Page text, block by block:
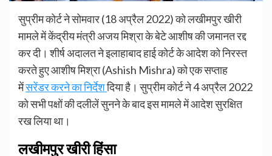
सुप्रीम कोर्ट ने सोमवार (18 अप्रैल 2022) को लखीमपुर खीरी
मामले में केंद्रीय मंत्री अजय मिश्रा के बेटे आशीष की जमानत रद्द
कर दी। शीर्ष अदालत ने इलाहाबाद हाई कोर्ट के आदेश को निरस्त
करते हुए आशीष मिश्रा (Ashish Mishra) को एक सप्ताह
मेंसरेंडर करने का निर्देशदिया है। सुप्रीम कोर्ट ने 4 अप्रैल 2022
को सभी पक्षों की दलीलें सुनने के बाद इस मामले में आदेश सुरक्षित
रख लिया था।
लखीमपुर खीरी हिंसा